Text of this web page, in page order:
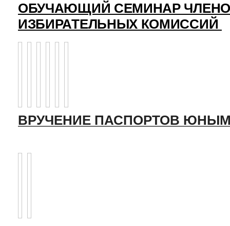
ОБУЧАЮЩИЙ СЕМИНАР
ИЗБИРАТЕЛЬНЫХ КОМИССИЙ
ВРУЧЕНИЕ ПАСПОРТОВ